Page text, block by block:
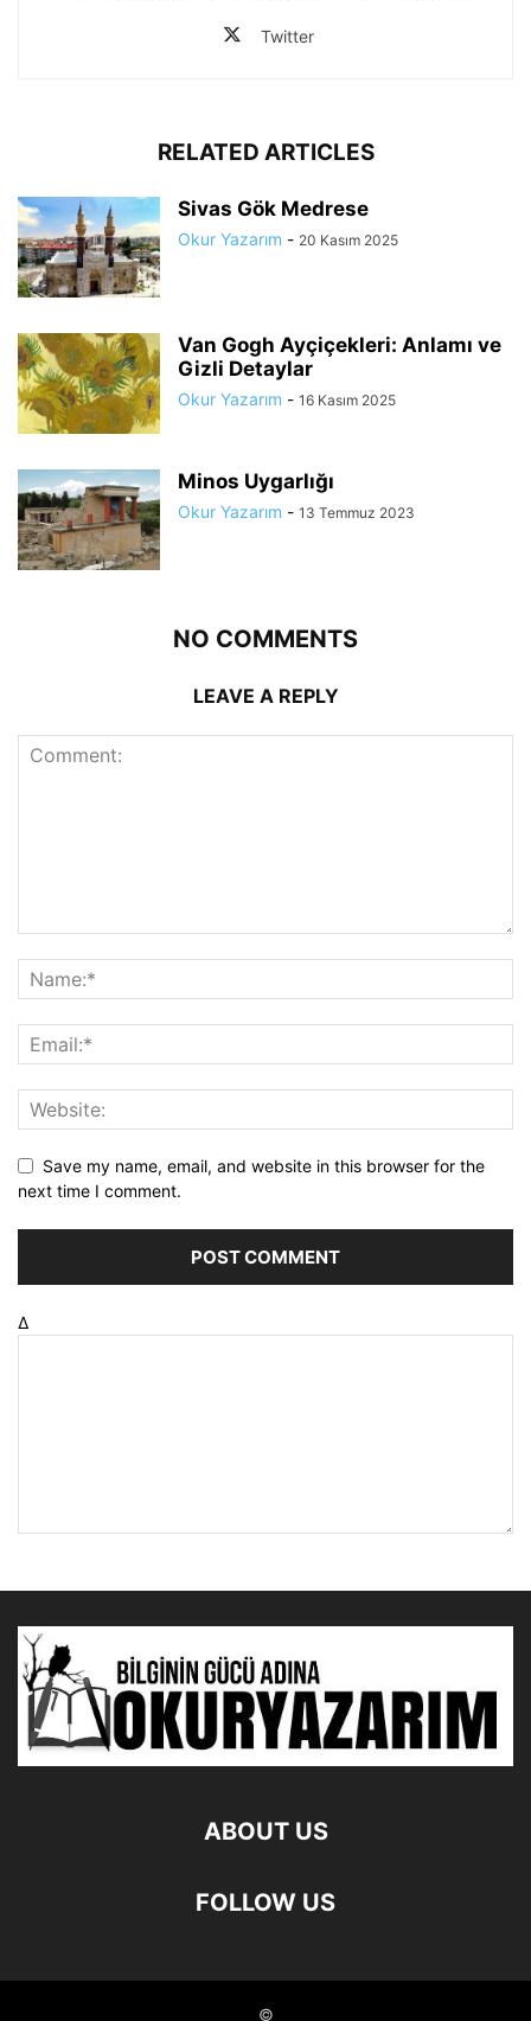
Twitter
RELATED ARTICLES
Sivas Gök Medrese
Okur Yazarım - 20 Kasım 2025
Van Gogh Ayçiçekleri: Anlamı ve
Gizli Detaylar
Okur Yazarım - 16 Kasım 2025
Minos Uygarlığı
Okur Yazarım - 13 Temmuz 2023
NO COMMENTS
LEAVE A REPLY
Save my name, email, and website in this browser for the
next time I comment.
Δ
ABOUT US
FOLLOW US
©